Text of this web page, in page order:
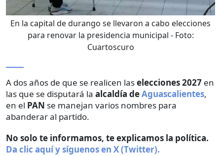
En la capital de durango se llevaron a cabo elecciones
para renovar la presidencia municipal - Foto:
Cuartoscuro
A dos años de que se realicen laselecciones 2027 en
las que se disputará la alcaldía deAguascalientes,
en el PAN se manejan varios nombres para
abanderar al partido.
No solo te informamos, te explicamos la política.
Da clic aquí y síguenos en X (Twitter).